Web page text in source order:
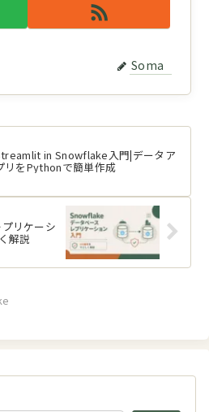
Soma
in Snowflake入門|データア
リをPythonで簡単作成
リケーシ
解説